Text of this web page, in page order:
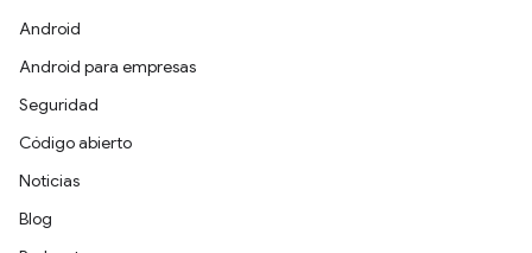
Android
Android para empresas
Seguridad
Código abierto
Noticias
Blog